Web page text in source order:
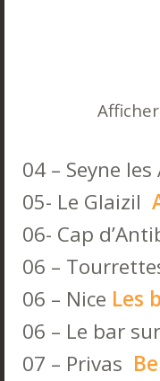
Afficher
04 – Seyne
05- Le Glaizil
06- Cap
06 –
06 – Nice Les
06 – Le bar
07 – Privas